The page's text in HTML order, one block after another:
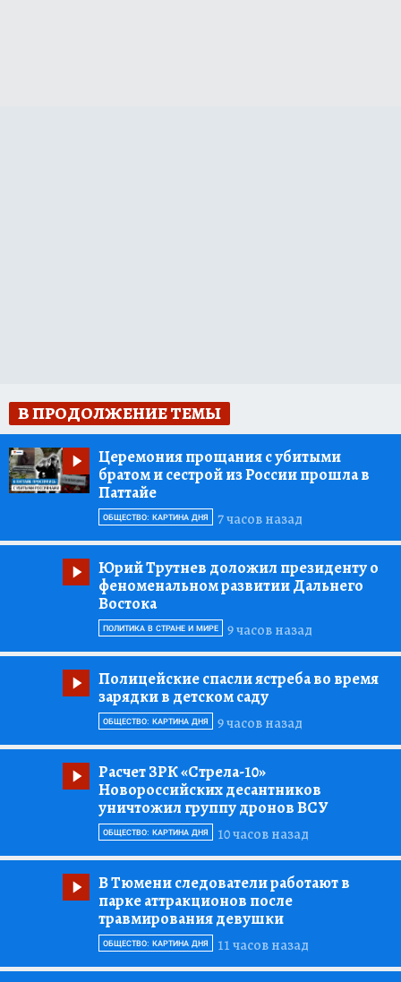
В ПРОДОЛЖЕНИЕ ТЕМЫ
Церемония прощания с убитыми
братом и сестрой из России прошла в
Паттайе
7 часов назад
ОБЩЕСТВО: КАРТИНА ДНЯ
Юрий Трутнев доложил президенту о
феноменальном развитии Дальнего
Востока
9 часов назад
ПОЛИТИКА В СТРАНЕ И МИРЕ
Полицейские спасли ястреба во время
зарядки в детском саду
9 часов назад
ОБЩЕСТВО: КАРТИНА ДНЯ
Расчет ЗРК «Стрела-10»
Новороссийских десантников
уничтожил группу дронов ВСУ
10 часов назад
ОБЩЕСТВО: КАРТИНА ДНЯ
В Тюмени следователи работают в
парке аттракционов после
травмирования девушки
11 часов назад
ОБЩЕСТВО: КАРТИНА ДНЯ